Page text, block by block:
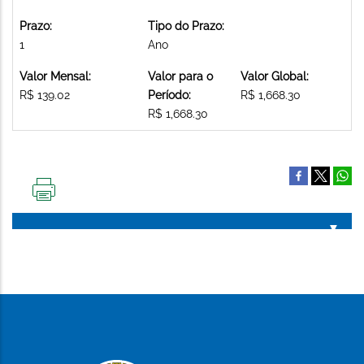
Prazo:
1
Tipo do Prazo:
Ano
Valor Mensal:
R$ 139.02
Valor para o
Período:
R$ 1,668.30
Valor Global:
R$ 1,668.30
PÁGINA